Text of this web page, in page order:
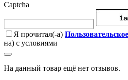
Captcha
Я прочитал(-а)
на) с условиями
На данный товар ещё нет отзывов.